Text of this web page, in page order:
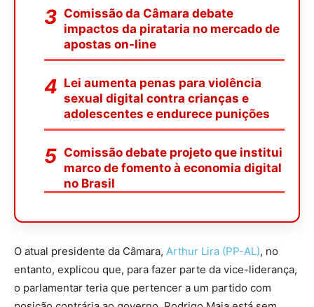
Comissão da Câmara debate
impactos da pirataria no mercado de
apostas on-line
Lei aumenta penas para violência
sexual digital contra crianças e
adolescentes e endurece punições
Comissão debate projeto que institui
marco de fomento à economia digital
no Brasil
O atual presidente da Câmara, Arthur Lira (PP-AL), no
entanto, explicou que, para fazer parte da vice-liderança,
o parlamentar teria que pertencer a um partido com